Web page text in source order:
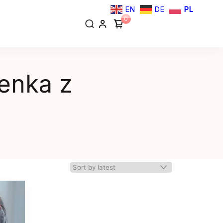
EN DE PL
0
z